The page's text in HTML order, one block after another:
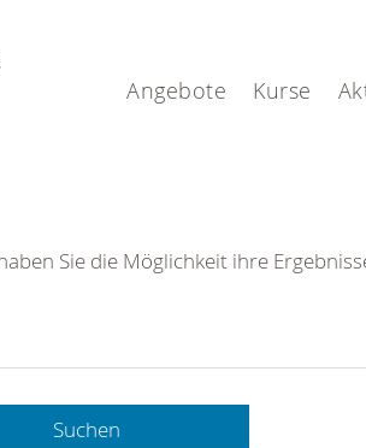
Angebote Kurse
Sie die Möglichkeit ihre
Suchen